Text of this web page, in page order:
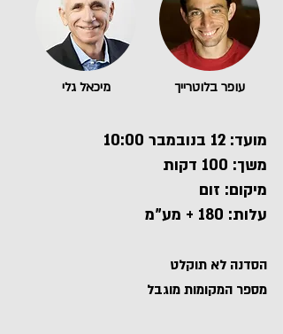
מיכאל גלי עופר בלוטרייך
מועד: 12 בנובמבר 10:00
משך: 100 דקות
מיקום: זום
עלות: 180 + מע"מ
הסדנה לא תוקלט
מספר המקומות מוגבל